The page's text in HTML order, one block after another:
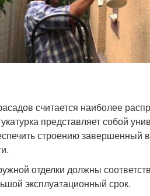
считается наиболее
представляет собой
строению
отделки должны
эксплуатационный срок.